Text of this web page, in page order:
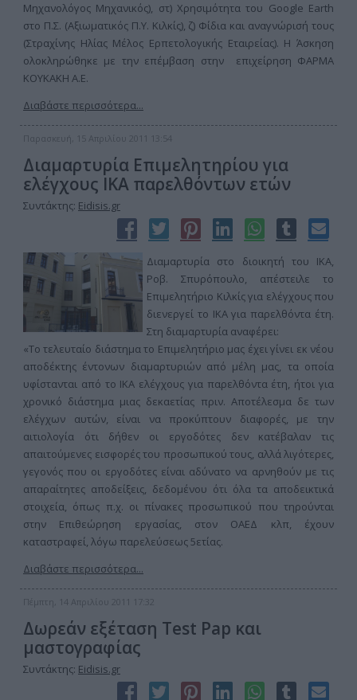
Μηχανολόγος Μηχανικός), στ) Χρησιμότητα του Google Earth
στο Π.Σ. (Αξιωματικός Π.Υ. Κιλκίς), ζ) Φίδια και αναγνώρισή τους
(Στραχίνης Ηλίας Μέλος Ερπετολογικής Εταιρείας). Η Άσκηση
ολοκληρώθηκε με την επέμβαση στην επιχείρηση ΦΑΡΜΑ
ΚΟΥΚΑΚΗ Α.Ε.
Διαβάστε περισσότερα...
Παρασκευή, 15 Απριλίου 2011 13:54
Διαμαρτυρία Επιμελητηρίου για
ελέγχους ΙΚΑ παρελθόντων ετών
Συντάκτης: Eidisis.gr
Διαμαρτυρία στο διοικητή του ΙΚΑ,
Ροβ. Σπυρόπουλο, απέστειλε το
Επιμελητήριο Κιλκίς για ελέγχους που
διενεργεί το ΙΚΑ για παρελθόντα έτη.
Στη διαμαρτυρία αναφέρει:
«Το τελευταίο διάστημα το Επιμελητήριο μας έχει γίνει εκ νέου
αποδέκτης έντονων διαμαρτυριών από μέλη μας, τα οποία
υφίστανται από το ΙΚΑ ελέγχους για παρελθόντα έτη, ήτοι για
χρονικό διάστημα μιας δεκαετίας πριν. Αποτέλεσμα δε των
ελέγχων αυτών, είναι να προκύπτουν διαφορές, με την
αιτιολογία ότι δήθεν οι εργοδότες δεν κατέβαλαν τις
απαιτούμενες εισφορές του προσωπικού τους, αλλά λιγότερες,
γεγονός που οι εργοδότες είναι αδύνατο να αρνηθούν με τις
απαραίτητες αποδείξεις, δεδομένου ότι όλα τα αποδεικτικά
στοιχεία, όπως π.χ. οι πίνακες προσωπικού που τηρούνται
στην Επιθεώρηση εργασίας, στον ΟΑΕΔ κλπ, έχουν
καταστραφεί, λόγω παρελεύσεως 5ετίας.
Διαβάστε περισσότερα...
Πέμπτη, 14 Απριλίου 2011 17:32
Δωρεάν εξέταση Test Pap και
μαστογραφίας
Συντάκτης: Eidisis.gr